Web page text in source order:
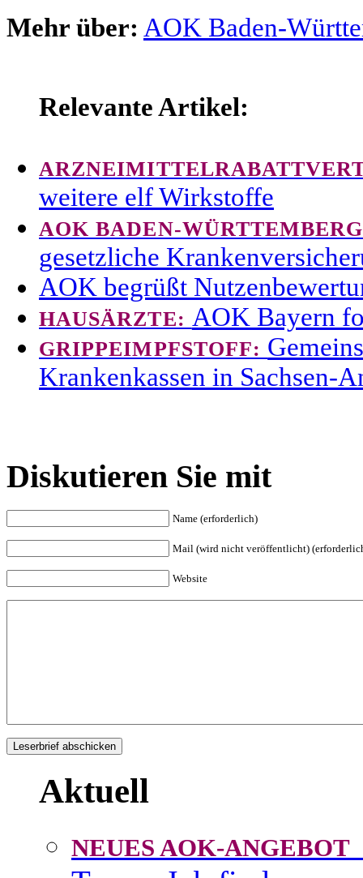
Mehr über: AOK Baden-
Relevante Artikel:
weitere elf Wirkstoffe
AOK BADEN-
gesetzliche
AOK begrüßt
HAUSÄRZTE: AOK Bayern
GRIPPEIMPFSTOFF:
Krankenkassen in Sachsen-
Diskutieren Sie mit
Name (erforderlich)
Mail (wird nicht veröffentlicht)
Website
Aktuell
NEUES AOK-ANGEBOT